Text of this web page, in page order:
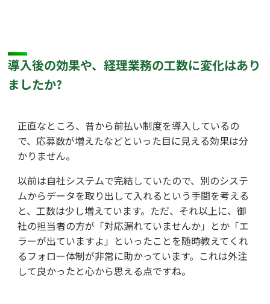
導入後の効果や、経理業務の工数に変化はあり
ましたか?
正直なところ、昔から前払い制度を導入しているの
で、応募数が増えたなどといった目に見える効果は分
かりません。
以前は自社システムで完結していたので、別のシステ
ムからデータを取り出して入れるという手間を考える
と、工数は少し増えています。ただ、それ以上に、御
社の担当者の方が「対応漏れていませんか」とか「エ
ラーが出ていますよ」といったことを随時教えてくれ
るフォロー体制が非常に助かっています。これは外注
して良かったと心から思える点ですね。